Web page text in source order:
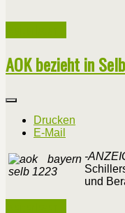
AOK bezieht in
Drucken
E-Mail
-
und